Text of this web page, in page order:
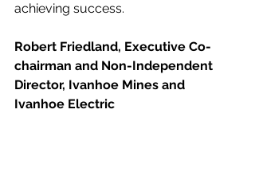
achieving success.
Robert Friedland, Executive Co-
chairman and Non-Independent
Director, Ivanhoe Mines and
Ivanhoe Electric